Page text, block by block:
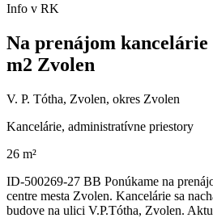
Info v RK
Na prenájom kancelárie
m2 Zvolen
V. P. Tótha, Zvolen, okres Zvolen
Kancelárie, administratívne priestory
26 m²
ID-500269-27 BB Ponúkame na
centre mesta Zvolen. Kancelárie sa
budove na ulici V.P.Tótha, Zvolen.